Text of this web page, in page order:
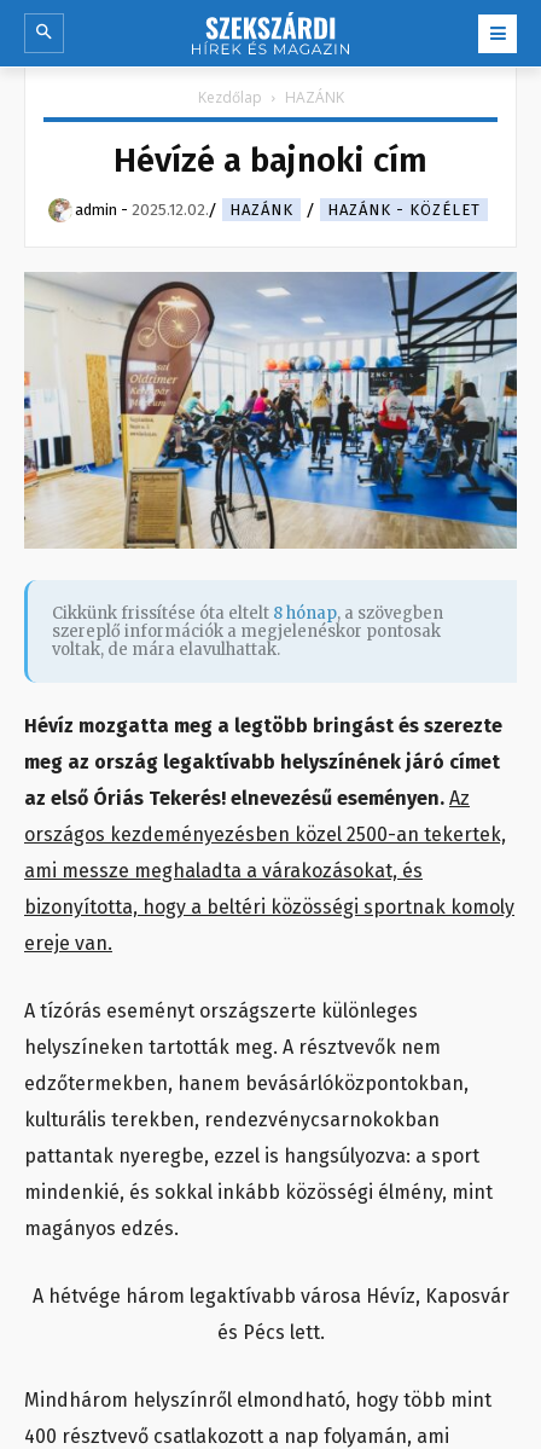
Kezdőlap HAZÁNK
Hévízé a bajnoki cím
admin - 2025.12.02. HAZÁNK HAZÁNK - KÖZÉLET
Cikkünk frissítése óta eltelt 8 hónap, a szövegben
szereplő információk a megjelenéskor pontosak
voltak, de mára elavulhattak.
Hévíz mozgatta meg a legtöbb bringást és szerezte
meg az ország legaktívabb helyszínének járó címet
az első Óriás Tekerés! elnevezésű eseményen. Az
országos kezdeményezésben közel 2500-an tekertek,
ami messze meghaladta a várakozásokat, és
bizonyította, hogy a beltéri közösségi sportnak komoly
ereje van.
A tízórás eseményt országszerte különleges
helyszíneken tartották meg. A résztvevők nem
edzőtermekben, hanem bevásárlóközpontokban,
kulturális terekben, rendezvénycsarnokokban
pattantak nyeregbe, ezzel is hangsúlyozva: a sport
mindenkié, és sokkal inkább közösségi élmény, mint
magányos edzés.
A hétvége három legaktívabb városa Hévíz, Kaposvár
és Pécs lett.
Mindhárom helyszínről elmondható, hogy több mint
400 résztvevő csatlakozott a nap folyamán, ami